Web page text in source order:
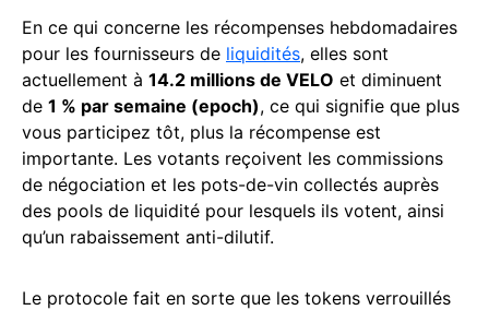
En ce qui concerne les récompenses hebdomadaires
pour les fournisseurs de liquidités, elles sont
actuellement à 14.2 millions de VELO et diminuent
de 1 % par semaine (epoch), ce qui signifie que plus
vous participez tôt, plus la récompense est
importante. Les votants reçoivent les commissions
de négociation et les pots-de-vin collectés auprès
des pools de liquidité pour lesquels ils votent, ainsi
qu’un rabaissement anti-dilutif.
Le protocole fait en sorte que les tokens verrouillés